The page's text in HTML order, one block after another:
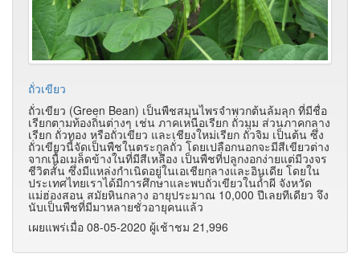
ถั่วเขียว
ถั่วเขียว (Green Bean) เป็นพืชสมุนไพรจำพวกต้นล้มลุก ที่มีชื่อ
เรียกตามท้องถิ่นต่างๆ เช่น ภาคเหนือเรียก ถั่วมุม ส่วนภาคกลาง
เรียก ถั่วทอง หรือถั่วเขียว และเชียงใหม่เรียก ถั่วจิม เป็นต้น ซึ่ง
ถั่วเขียวนี้จัดเป็นพืชในตระกูลถั่ว โดยเปลือกนอกจะมีสีเขียวต่าง
จากเนื้อเมล็ดข้างในที่มีสีเหลือง เป็นพืชที่ปลูกงอกง่ายแต่มีวงจร
ชีวิตสั้น ซึ่งมีแหล่งกำเนิดอยู่ในเอเชียกลางและอินเดีย โดยใน
ประเทศไทยเราได้มีการศึกษาและพบถั่วเขียวในถ้ำผี จังหวัด
แม่ฮ่องสอน สมัยหินกลาง อายุประมาณ 10,000 ปีเลยทีเดียว จึง
นับเป็นพืชที่มีมาหลายชั่วอายุคนแล้ว
เผยแพร่เมื่อ 08-05-2020 ผู้เช้าชม 21,996